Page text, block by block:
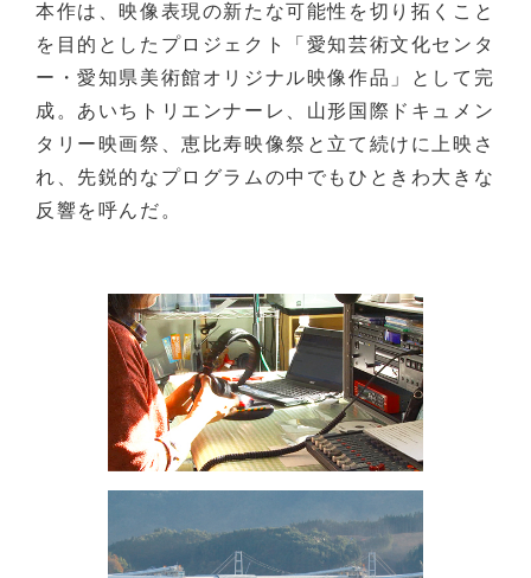
本作は、映像表現の新たな可能性を切り拓くこと
を目的としたプロジェクト「愛知芸術文化センタ
ー・愛知県美術館オリジナル映像作品」として完
成。あいちトリエンナーレ、山形国際ドキュメン
タリー映画祭、恵比寿映像祭と立て続けに上映さ
れ、先鋭的なプログラムの中でもひときわ大きな
反響を呼んだ。